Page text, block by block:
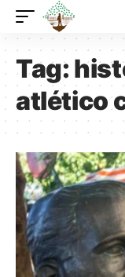
Tag:
atlético